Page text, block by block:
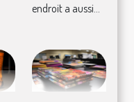
endroit a aussi...